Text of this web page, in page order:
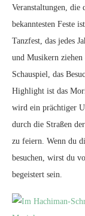
Veranstaltungen, die
bekanntesten Feste
Tanzfest, das jedes
und Musikern ziehen
Schauspiel, das
Highlight ist das
wird ein prächtiger
durch die Straßen
zu feiern. Wenn du
besuchen, wirst du
begeistert sein.